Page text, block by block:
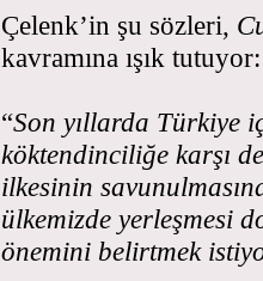
Çelenk’in şu sözleri,
kavramına ışık tutuyor:
“Son yıllarda Türkiye
köktendinciliğe karşı
ilkesinin
ülkemizde yerleşmesi
önemini belirtmek